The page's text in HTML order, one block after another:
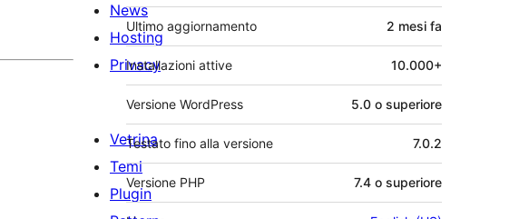
Ultimo aggiornamento 2 mesi fa
Installazioni attive 10.000+
Versione WordPress 5.0 o superiore
Testato fino alla versione 7.0.2
Versione PHP 7.4 o superiore
News
Hosting
Privacy
Vetrina
Temi
Plugin